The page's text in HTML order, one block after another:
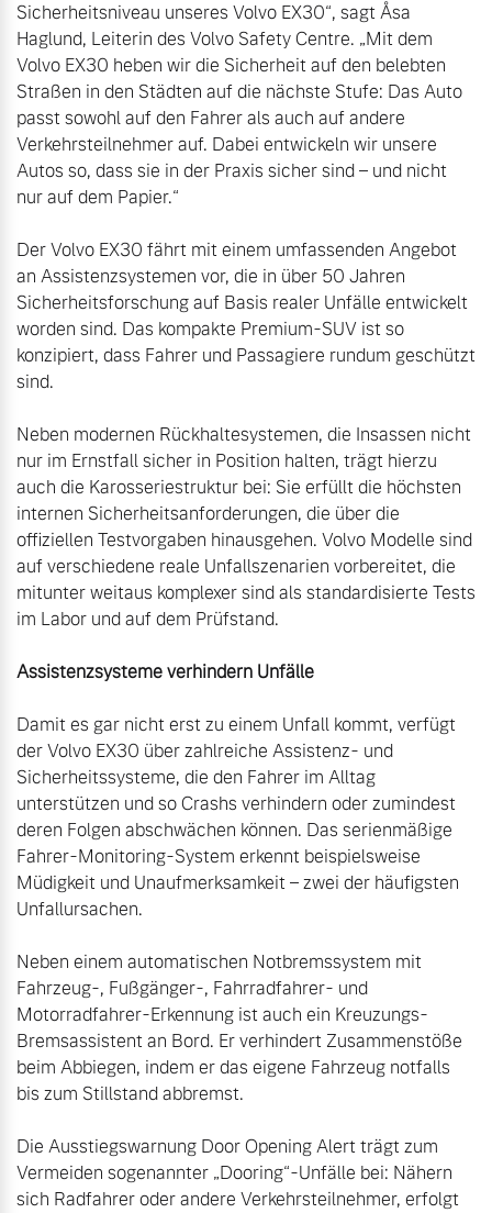
Sicherheitsniveau unseres Volvo EX30“, sagt Åsa
Haglund, Leiterin des Volvo Safety Centre. „Mit dem
Volvo EX30 heben wir die Sicherheit auf den belebten
Straßen in den Städten auf die nächste Stufe: Das Auto
passt sowohl auf den Fahrer als auch auf andere
Verkehrsteilnehmer auf. Dabei entwickeln wir unsere
Autos so, dass sie in der Praxis sicher sind – und nicht
nur auf dem Papier.“
Der Volvo EX30 fährt mit einem umfassenden Angebot
an Assistenzsystemen vor, die in über 50 Jahren
Sicherheitsforschung auf Basis realer Unfälle entwickelt
worden sind. Das kompakte Premium-SUV ist so
konzipiert, dass Fahrer und Passagiere rundum geschützt
sind.
Neben modernen Rückhaltesystemen, die Insassen nicht
nur im Ernstfall sicher in Position halten, trägt hierzu
auch die Karosseriestruktur bei: Sie erfüllt die höchsten
internen Sicherheitsanforderungen, die über die
offiziellen Testvorgaben hinausgehen. Volvo Modelle sind
auf verschiedene reale Unfallszenarien vorbereitet, die
mitunter weitaus komplexer sind als standardisierte Tests
im Labor und auf dem Prüfstand.
Assistenzsysteme verhindern Unfälle
Damit es gar nicht erst zu einem Unfall kommt, verfügt
der Volvo EX30 über zahlreiche Assistenz- und
Sicherheitssysteme, die den Fahrer im Alltag
unterstützen und so Crashs verhindern oder zumindest
deren Folgen abschwächen können. Das serienmäßige
Fahrer-Monitoring-System erkennt beispielsweise
Müdigkeit und Unaufmerksamkeit – zwei der häufigsten
Unfallursachen.
Neben einem automatischen Notbremssystem mit
Fahrzeug-, Fußgänger-, Fahrradfahrer- und
Motorradfahrer-Erkennung ist auch ein Kreuzungs-
Bremsassistent an Bord. Er verhindert Zusammenstöße
beim Abbiegen, indem er das eigene Fahrzeug notfalls
bis zum Stillstand abbremst.
Die Ausstiegswarnung Door Opening Alert trägt zum
Vermeiden sogenannter „Dooring“-Unfälle bei: Nähern
sich Radfahrer oder andere Verkehrsteilnehmer, erfolgt